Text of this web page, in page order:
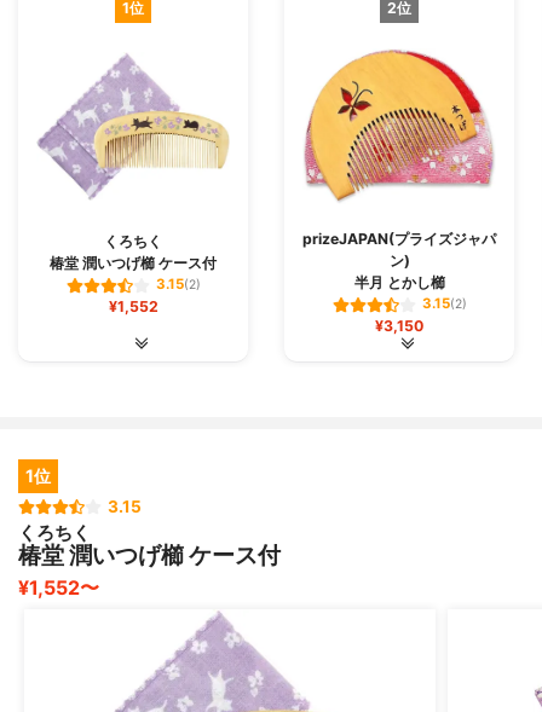
1位
くろちく
椿堂 潤いつげ櫛 ケース付
3.15(2)
¥1,552
2位
prizeJAPAN(プライズジャパ
ン)
半月 とかし櫛
3.15(2)
¥3,150
1位
3.15
くろちく
椿堂 潤いつげ櫛 ケース付
¥1,552〜